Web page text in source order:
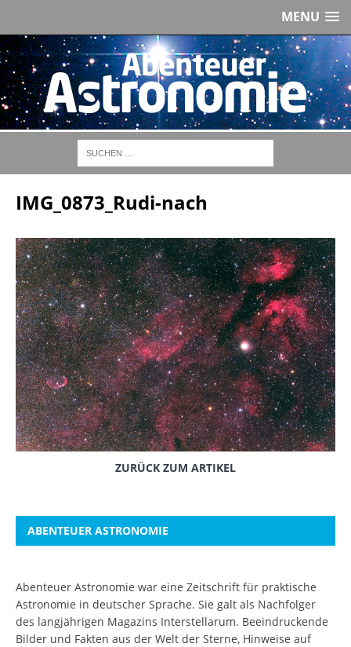
MENU
IMG_0873_Rudi-nach
ZURÜCK ZUM ARTIKEL
ABENTEUER ASTRONOMIE
Abenteuer Astronomie war eine Zeitschrift für praktische
Astronomie in deutscher Sprache. Sie galt als Nachfolger
des langjährigen Magazins Interstellarum. Beeindruckende
Bilder und Fakten aus der Welt der Sterne, Hinweise auf